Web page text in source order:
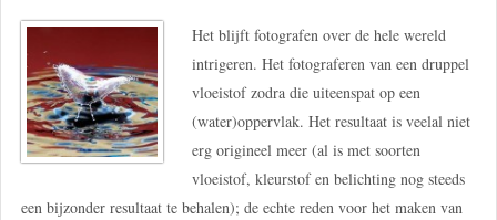
Het blijft fotografen over de hele wereld
intrigeren. Het fotograferen van een druppel
vloeistof zodra die uiteenspat op een
(water)oppervlak. Het resultaat is veelal niet
erg origineel meer (al is met soorten
vloeistof, kleurstof en belichting nog steeds
een bijzonder resultaat te behalen); de echte reden voor het maken van